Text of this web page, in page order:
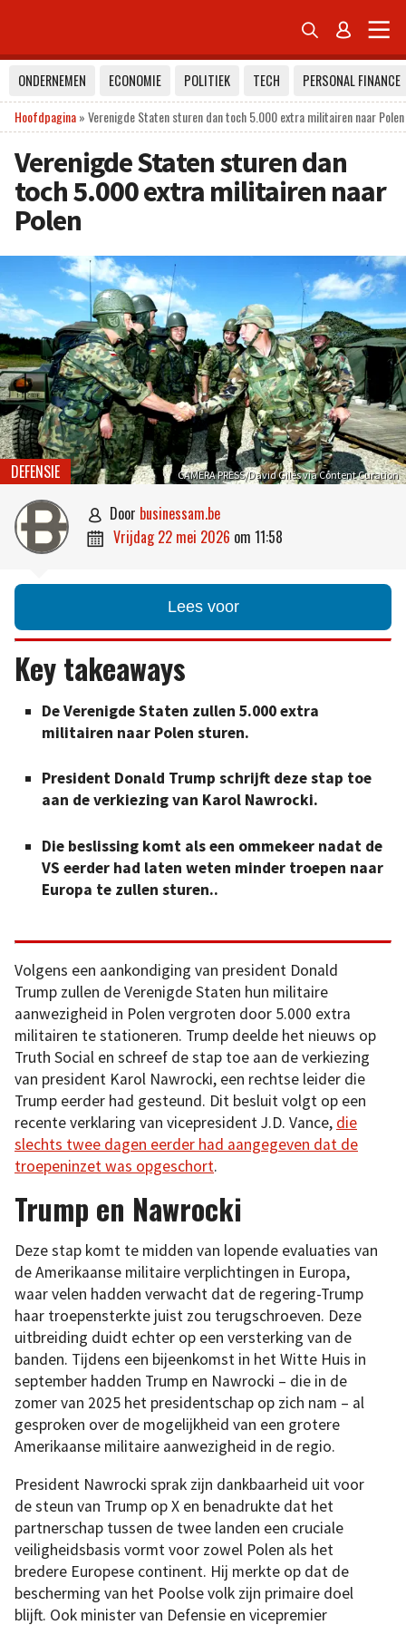
 
ONDERNEMEN ECONOMIE POLITIEK TECH
PERSONAL FINANCE
Hoofdpagina»Verenigde Staten sturen dan toch 5.000 extra militairen naar Polen
Verenigde Staten sturen dan
toch 5.000 extra militairen naar
Polen
CAMERA PRESS/David Giles via Content Curation
DEFENSIE
 door businessam.be
 vrijdag 22 mei 2026 om 11:58
Lees voor
Key takeaways
De Verenigde Staten zullen 5.000 extra
militairen naar Polen sturen.
President Donald Trump schrijft deze stap toe
aan de verkiezing van Karol Nawrocki.
Die beslissing komt als een ommekeer nadat de
VS eerder had laten weten minder troepen naar
Europa te zullen sturen..
Volgens een aankondiging van president Donald
Trump zullen de Verenigde Staten hun militaire
aanwezigheid in Polen vergroten door 5.000 extra
militairen te stationeren. Trump deelde het nieuws op
Truth Social en schreef de stap toe aan de verkiezing
van president Karol Nawrocki, een rechtse leider die
Trump eerder had gesteund. Dit besluit volgt op een
recente verklaring van vicepresident J.D. Vance, die
slechts twee dagen eerder had aangegeven dat de
troepeninzet was opgeschort.
Trump en Nawrocki
Deze stap komt te midden van lopende evaluaties van
de Amerikaanse militaire verplichtingen in Europa,
waar velen hadden verwacht dat de regering-Trump
haar troepensterkte juist zou terugschroeven. Deze
uitbreiding duidt echter op een versterking van de
banden. Tijdens een bijeenkomst in het Witte Huis in
september hadden Trump en Nawrocki – die in de
zomer van 2025 het presidentschap op zich nam – al
gesproken over de mogelijkheid van een grotere
Amerikaanse militaire aanwezigheid in de regio.
President Nawrocki sprak zijn dankbaarheid uit voor
de steun van Trump op X en benadrukte dat het
partnerschap tussen de twee landen een cruciale
veiligheidsbasis vormt voor zowel Polen als het
bredere Europese continent. Hij merkte op dat de
bescherming van het Poolse volk zijn primaire doel
blijft. Ook minister van Defensie en vicepremier